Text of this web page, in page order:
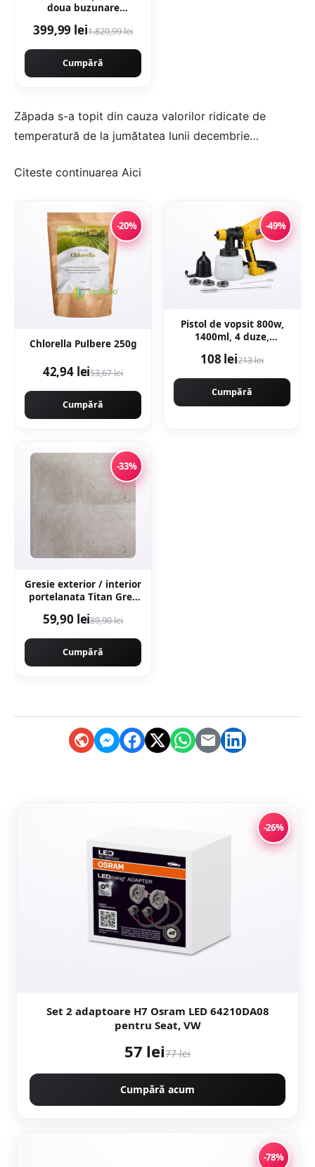
doua buzunare
Negru
399,99 lei1.820,99 lei
Cumpără
Zăpada s-a topit din cauza valorilor ridicate de
temperatură de la jumătatea lunii decembrie…
Citeste continuarea Aici
-20%
Chlorella Pulbere 250g
42,94 lei53,67 lei
Cumpără
-49%
Pistol de vopsit 800w,
1400ml, 4 duze,
putere variabila
108 lei213 lei
Cumpără
-33%
Gresie exterior / interior
portelanata Titan Grey
rectificata aspect
59,90 lei89,90 lei
Cumpără
-26%
Set 2 adaptoare H7 Osram LED 64210DA08
pentru Seat, VW
57 lei77 lei
Cumpără acum
-78%